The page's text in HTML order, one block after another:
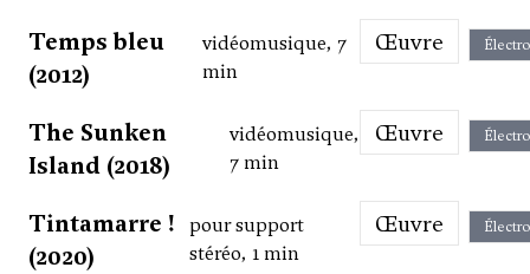
Temps bleu
(2012)
vidéomusique, 7
min
Œuvre
The Sunken
Island (2018)
vidéomusique,
7 min
Œuvre
Tintamarre !
(2020)
pour support
stéréo, 1 min
Œuvre